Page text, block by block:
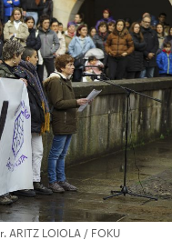
LOIOLA / FOKU